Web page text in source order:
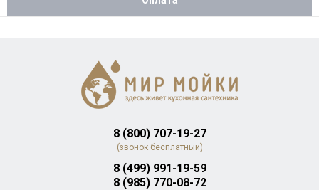
8 (800) 707-19-27
(звонок бесплатный)
8 (499) 991-19-59
8 (985) 770-08-72